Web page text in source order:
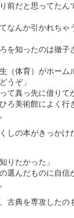
と思ってたん
んか引かれちゃ
ったのは徹子
体育）がホーム
ぞ」
真っ先に借りて
術館によく行
しの本がきっかけ
りたかった」
だものに自信
古典を専攻したの